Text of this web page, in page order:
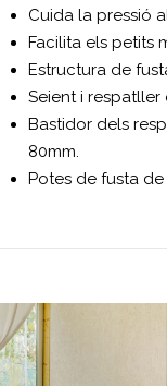
Cuida la pressió
Facilita els petits
Estructura de
Seient i respatller
Bastidor dels
80mm.
Potes de fusta de